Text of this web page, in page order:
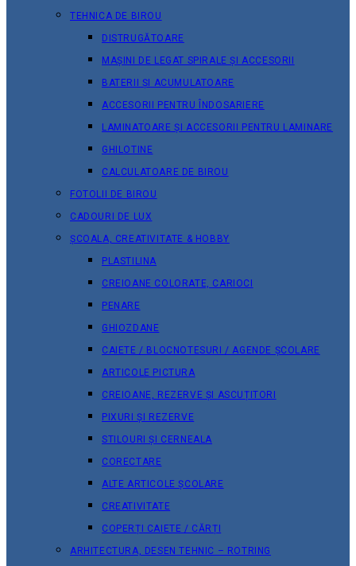
TEHNICA DE BIROU
DISTRUGĂTOARE
MAȘINI DE LEGAT SPIRALE ȘI ACCESORII
BATERII ȘI ACUMULATOARE
ACCESORII PENTRU ÎNDOSARIERE
LAMINATOARE ȘI ACCESORII PENTRU LAMINARE
GHILOTINE
CALCULATOARE DE BIROU
FOTOLII DE BIROU
CADOURI DE LUX
ȘCOALA, CREATIVITATE & HOBBY
PLASTILINA
CREIOANE COLORATE, CARIOCI
PENARE
GHIOZDANE
CAIETE / BLOCNOTESURI / AGENDE ȘCOLARE
ARTICOLE PICTURA
CREIOANE, REZERVE ȘI ASCUȚITORI
PIXURI ȘI REZERVE
STILOURI ȘI CERNEALA
CORECTARE
ALTE ARTICOLE ȘCOLARE
CREATIVITATE
COPERȚI CAIETE / CĂRȚI
ARHITECTURA, DESEN TEHNIC – ROTRING